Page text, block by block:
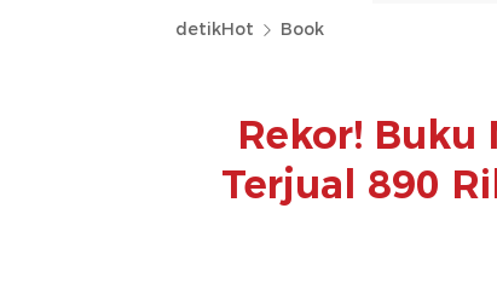
detikHot Book
Rekor! Buku
Terjual 890